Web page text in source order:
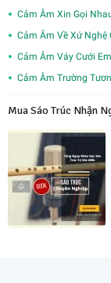
Cảm Âm Xin Gọi
Cảm Âm Về Xứ
Cảm Âm Váy Cưới
Cảm Âm Trường
Mua Sáo Trúc Nhận